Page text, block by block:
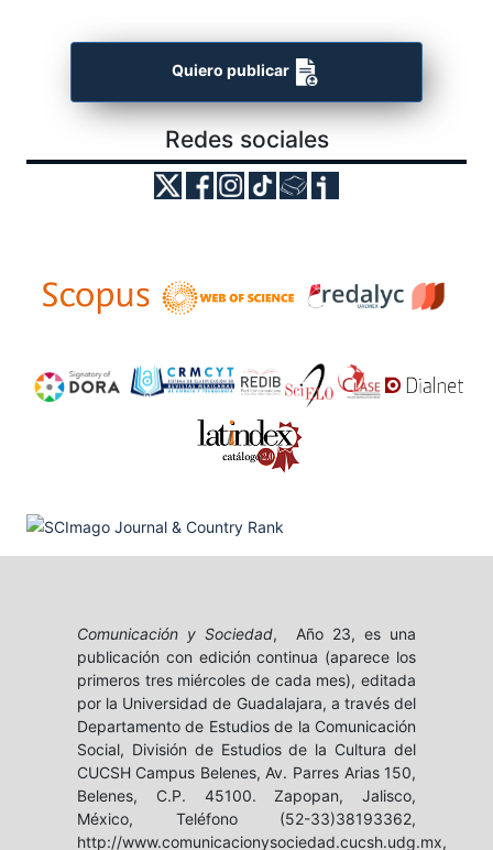
Quiero publicar
Redes sociales
Comunicación y Sociedad, Año 23, es una
publicación con edición continua (aparece los
primeros tres miércoles de cada mes), editada
por la Universidad de Guadalajara, a través del
Departamento de Estudios de la Comunicación
Social, División de Estudios de la Cultura del
CUCSH Campus Belenes, Av. Parres Arias 150,
Belenes, C.P. 45100. Zapopan, Jalisco,
México, Teléfono (52-33)38193362,
http://www.comunicacionysociedad.cucsh.udg.mx,